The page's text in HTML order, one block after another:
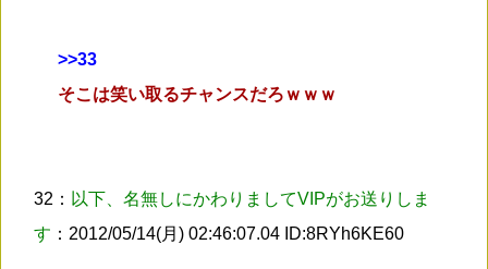
>>33
そこは笑い取るチャンスだろｗｗｗ
32： 以下、名無しにかわりましてVIPがお送りしま
す ：2012/05/14(月) 02:46:07.04 ID:8RYh6KE60